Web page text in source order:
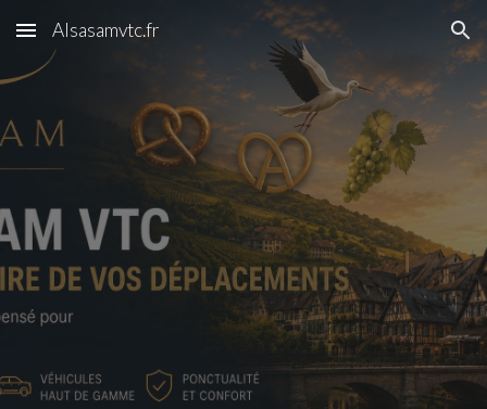
Skip to main content Skip to navigation
Alsasamvtc.fr